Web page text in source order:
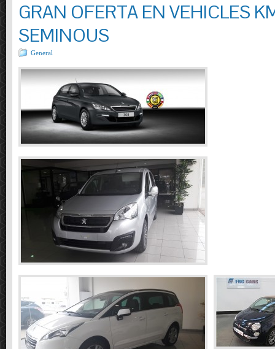
GRAN OFERTA EN VEHICLES
SEMINOUS
General